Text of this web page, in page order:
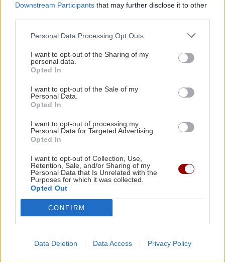
Downstream Participants that may further disclose it to other
Personal Data Processing Opt Outs
I want to opt-out of the Sharing of my
personal data.
Opted In
I want to opt-out of the Sale of my
Personal Data.
Opted In
I want to opt-out of processing my
Personal Data for Targeted Advertising.
Opted In
I want to opt-out of Collection, Use,
Retention, Sale, and/or Sharing of my
Personal Data that Is Unrelated with the
Purposes for which it was collected.
Opted Out
CONFIRM
Data Deletion Data Access Privacy Policy
Πληροφορίες για
εγκλωβισμένους στα
10:03 | 02/06/2024
νεκροί και δεκάδες
κατάρρευση κτιρίου
11:09 | 07/05/2024
ΕΛΛΑΔΑ
Πειραιάς: Η κατάρρευση του
κτιρίου που κατέληξε σε
31χρονο αστυνομικό
05:45 | 17/04/2024
ΚΟΣΜΟΣ